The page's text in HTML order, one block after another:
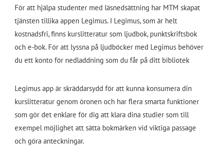
För att hjälpa studenter med läsnedsättning har MTM skapat
tjänsten tillika appen Legimus. I Legimus, som är helt
kostnadsfri, finns kurslitteratur som ljudbok, punktskriftsbok
och e-bok. För att lyssna på ljudböcker med Legimus behöver
du ett konto för nedladdning som du får på ditt bibliotek
Legimus app är skräddarsydd för att kunna konsumera din
kurslitteratur genom öronen och har flera smarta funktioner
som gör det enklare för dig att klara dina studier som till
exempel möjlighet att sätta bokmärken vid viktiga passage
och göra anteckningar.